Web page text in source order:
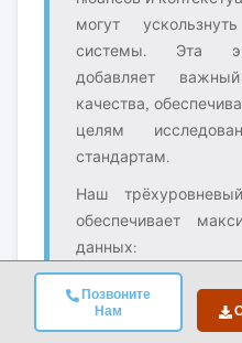
Позвоните
Нам
могут
системы. Эта
добавляет
качества,
целям
стандартам.
Наш
обеспечивает
данных:
✓
Статистическая
валидация
✓